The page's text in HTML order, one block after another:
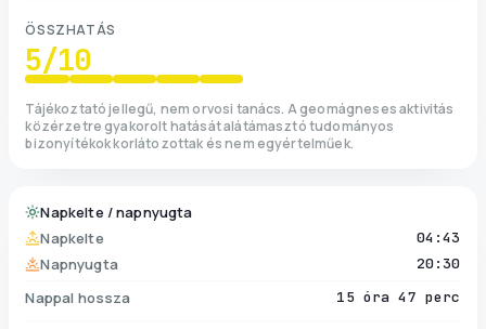
ÖSSZHATÁS
5/10
Tájékoztató jellegű, nem orvosi tanács. A geomágneses aktivitás
közérzetre gyakorolt hatását alátámasztó tudományos
bizonyítékok korlátozottak és nem egyértelműek.
Napkelte / napnyugta
Napkelte
04:43
Napnyugta 20:30
Nappal hossza 15 óra 47 perc